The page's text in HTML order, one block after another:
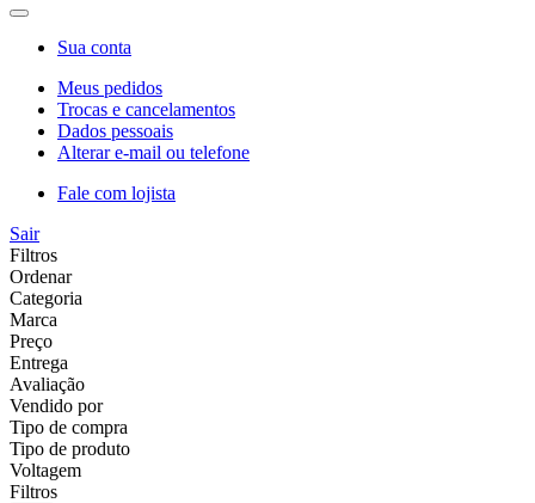
Sua conta
Meus pedidos
Trocas e cancelamentos
Dados pessoais
Alterar e-mail ou telefone
Fale com lojista
Sair
Filtros
Ordenar
Categoria
Marca
Preço
Entrega
Avaliação
Vendido por
Tipo de compra
Tipo de produto
Voltagem
Filtros